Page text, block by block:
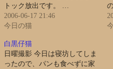
トック放出です。 …
2006-06-17 21:46
今日の猫
白黒仔猫
日曜撮影 今日は寝坊してしま
ったので、パンも食べずに家